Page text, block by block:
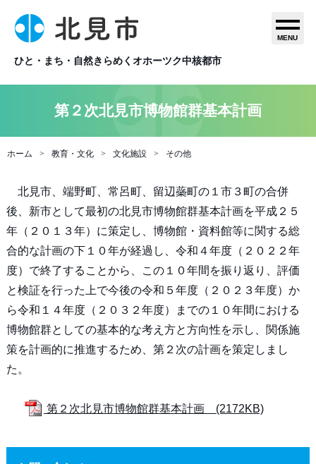
ひと・まち・自然きらめくオホーツク中核都市
MENU
第２次北見市博物館群基本計画
ホーム 教育・文化 文化施設 その他
北見市、端野町、常呂町、留辺蘂町の１市３町の合併
後、新市として最初の北見市博物館群基本計画を平成２５
年（２０１３年）に策定し、博物館・資料館等に関する総
合的な計画の下１０年が経過し、令和４年度（２０２２年
度）で終了することから、この１０年間を振り返り、評価
と検証を行った上で今後の令和５年度（２０２３年度）か
ら令和１４年度（２０３２年度）までの１０年間における
博物館群としての基本的な考え方と方向性を示し、関係施
策を計画的に推進するため、第２次の計画を策定しまし
た。
第２次北見市博物館群基本計画 (2172KB)